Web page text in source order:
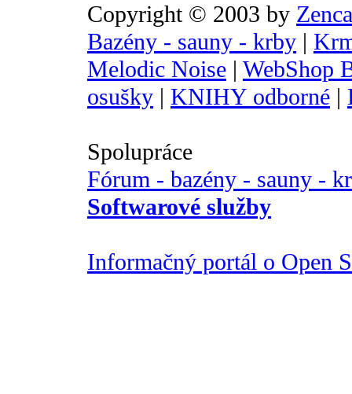
Copyright © 2003 by
Bazény - sauny - krby |
Melodic Noise | WebShop
osušky | KNIHY odborné |
Spolupráce
Fórum - bazény - sauny -
Softwarové služby
Informačný portál o Open